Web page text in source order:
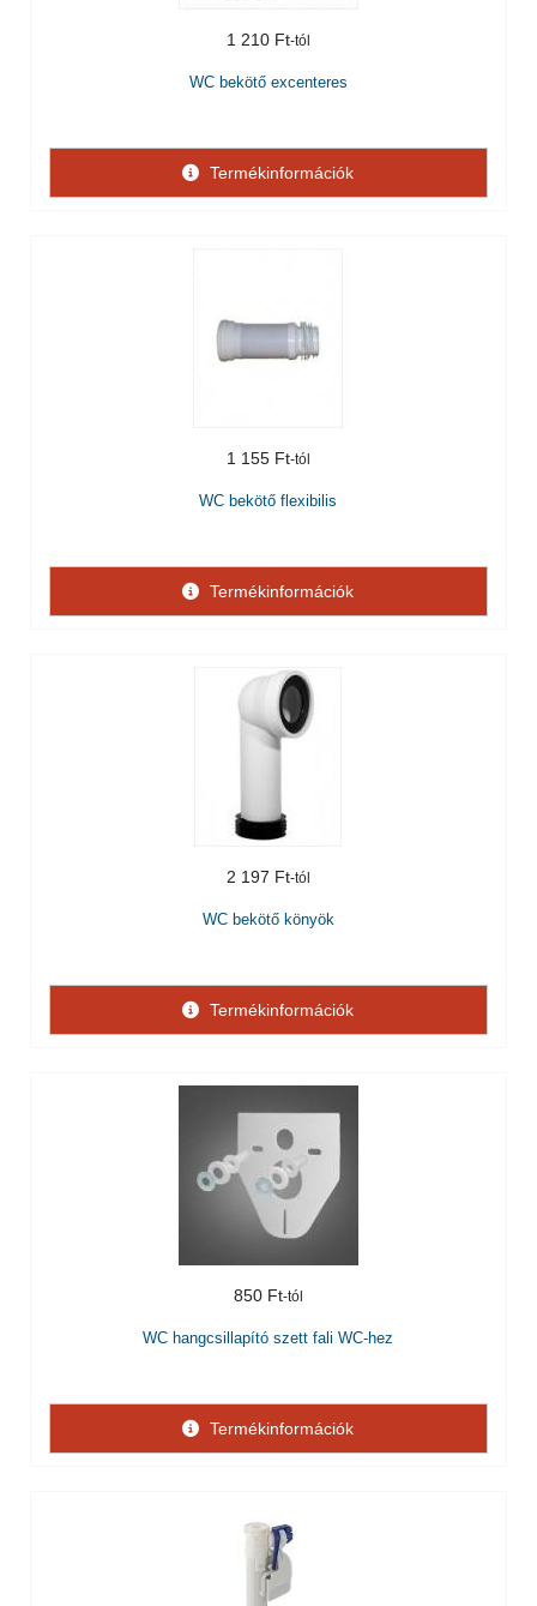
1 210 Ft
WC bekötő excenteres
Termékinformációk
1 155 Ft
WC bekötő flexibilis
Termékinformációk
2 197 Ft
WC bekötő könyök
Termékinformációk
850 Ft
WC hangcsillapító szett fali WC-hez
Termékinformációk